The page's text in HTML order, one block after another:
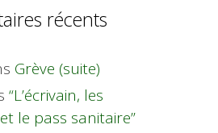
récents
Grève (suite)
“L’écrivain, les
le pass sanitaire”